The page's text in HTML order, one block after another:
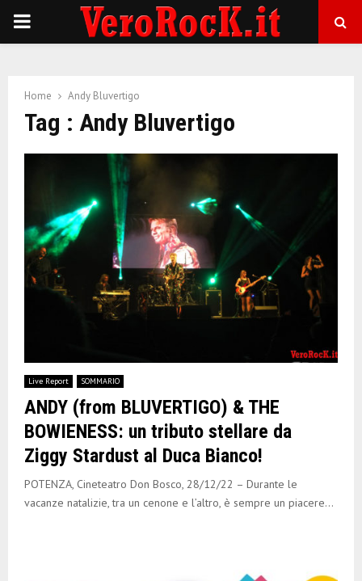
P
M
R
N
U
Home Andy Bluvertigo
Tag : Andy Bluvertigo
Live Report SOMMARIO
ANDY (from BLUVERTIGO) & THE
BOWIENESS: un tributo stellare da
Ziggy Stardust al Duca Bianco!
POTENZA, Cineteatro Don Bosco, 28/12/22 – Durante le
vacanze natalizie, tra un cenone e l’altro, è sempre un piacere...